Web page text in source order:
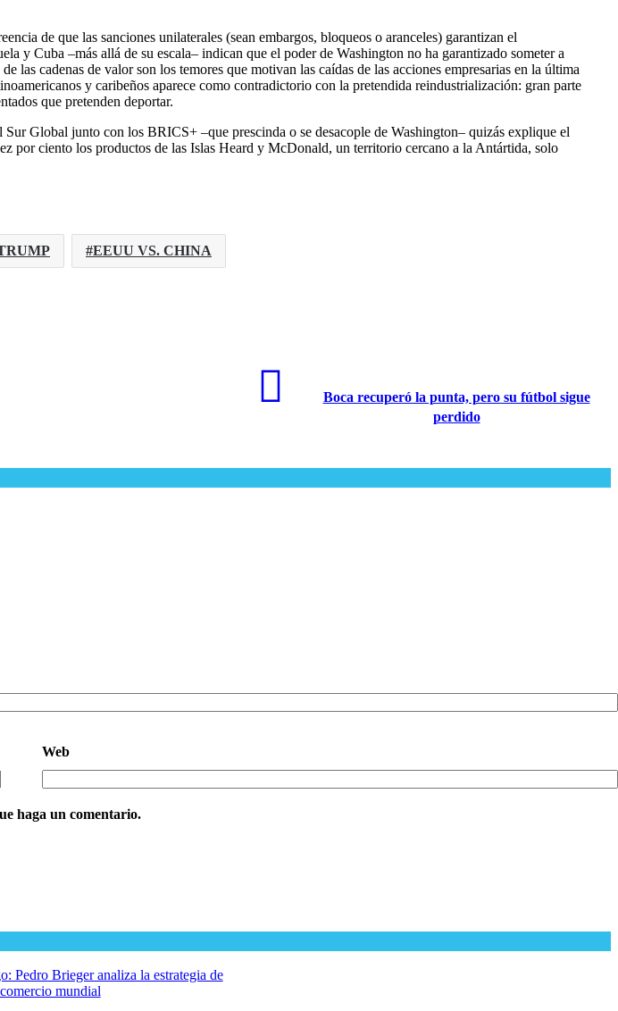
de que las sanciones unilaterales (sean embargos, bloqueos o aranceles) garantizan el
y Cuba –más allá de su escala– indican que el poder de Washington no ha garantizado someter a
las cadenas de valor son los temores que motivan las caídas de las acciones empresarias en la última
y caribeños aparece como contradictorio con la pretendida reindustrialización: gran parte
que pretenden deportar.
Global junto con los BRICS+ –que prescinda o se desacople de Washington– quizás explique el
por ciento los productos de las Islas Heard y McDonald, un territorio cercano a la Antártida, solo
EEUU VS. CHINA
Boca recuperó la punta, pero su fútbol sigue
perdido
Web
haga un comentario.